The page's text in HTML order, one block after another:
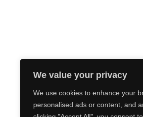
We value your privacy
We use cookies to enhance your
personalised ads or content, and